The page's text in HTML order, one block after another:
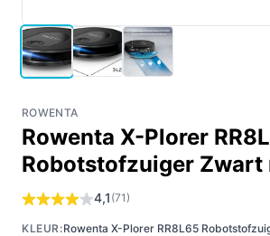
ROWENTA
Rowenta X-Plorer
Robotstofzuiger Zwart
4,1 (71)
KLEUR:Rowenta X-Plorer RR8L65